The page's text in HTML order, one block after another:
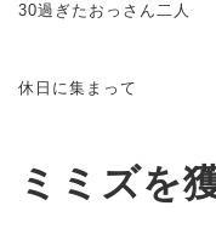
30過ぎたおっさん二人
休日に集まって
ミミズを